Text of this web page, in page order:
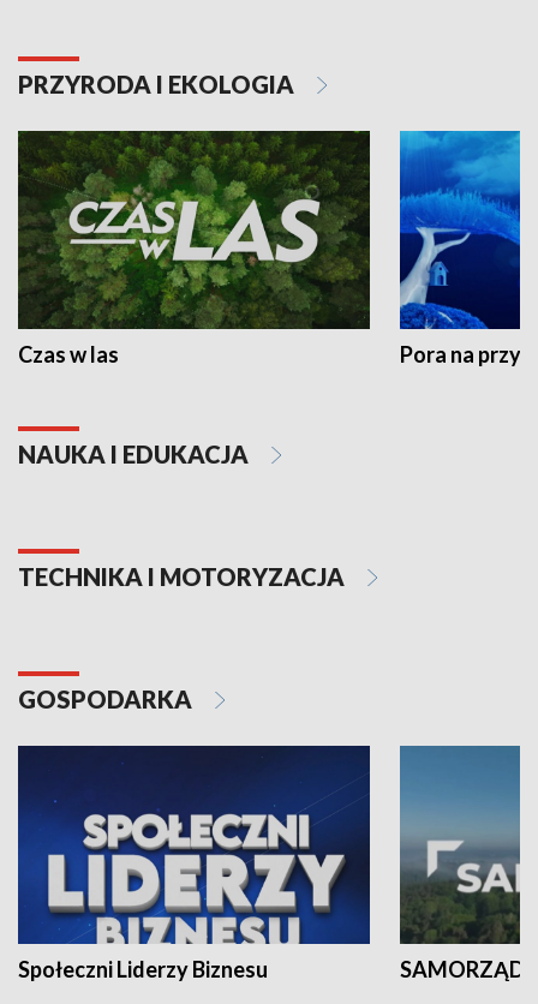
PRZYRODA I EKOLOGIA
Czas w las Pora na
NAUKA I EDUKACJA
TECHNIKA I MOTORYZACJA
GOSPODARKA
Społeczni Liderzy Biznesu SAMORZĄD